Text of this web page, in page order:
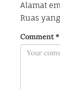
Alamat
Ruas
Comment*